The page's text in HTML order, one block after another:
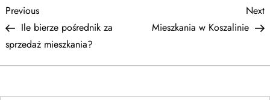
N
a
w
Previous
Post
Previous
Ile bierze pośrednik za
sprzedaż mieszkania?
Next
Mieszkania w Koszalinie